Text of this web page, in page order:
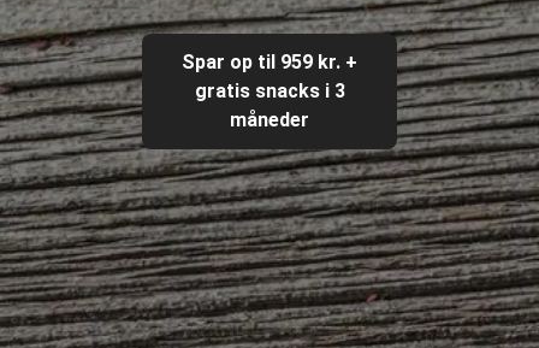
Spar op til 959 kr. +
gratis snacks i 3
måneder